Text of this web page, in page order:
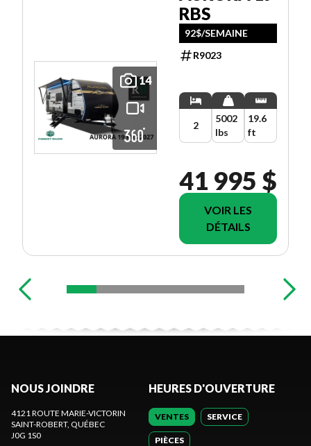
14
RBS
92$/SEMAINE
R9023
2
5002
lbs
19.6
ft
41 995 $
VOIR LES
DÉTAILS
NOUS JOINDRE
4121 ROUTE MARIE-VICTORIN
SAINT-ROBERT, QUÉBEC
J0G 1S0
HEURES D'OUVERTURE
VENTES SERVICE
PIÈCES